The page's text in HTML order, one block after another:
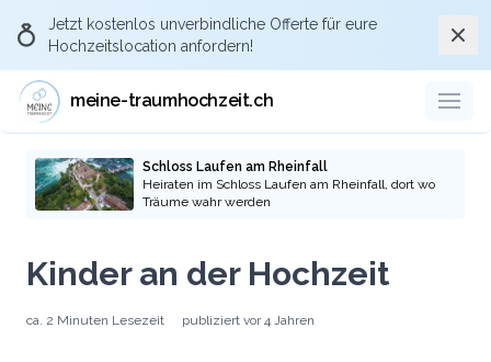
Jetzt kostenlos unverbindliche Offerte für eure
Hochzeitslocation anfordern!
meine-traumhochzeit.ch
Schloss Laufen am Rheinfall
Heiraten im Schloss Laufen am Rheinfall, dort wo
Träume wahr werden
Kinder an der Hochzeit
ca. 2 Minuten Lesezeit publiziert vor 4 Jahren